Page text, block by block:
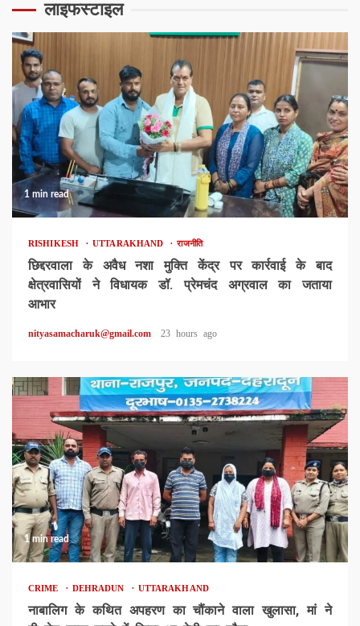
लाइफस्टाइल
1 min read
RISHIKESH UTTARAKHAND राजनीति
छिद्दरवाला के अवैध नशा मुक्ति केंद्र पर कार्रवाई के बाद
क्षेत्रवासियों ने विधायक डॉ. प्रेमचंद अग्रवाल का जताया
आभार
nityasamacharuk@gmail.com 23 hours ago
1 min read
CRIME DEHRADUN UTTARAKHAND
नाबालिग के कथित अपहरण का चौंकाने वाला खुलासा, मां ने